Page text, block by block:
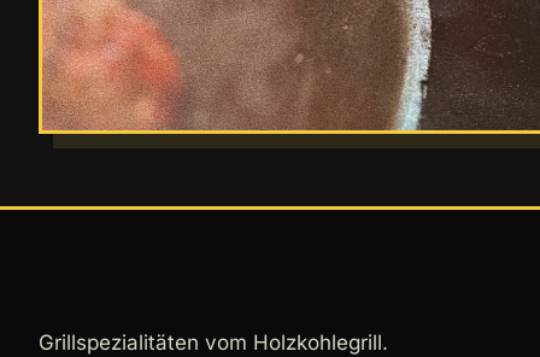
Grillspezialitäten vom Holzkohlegrill.